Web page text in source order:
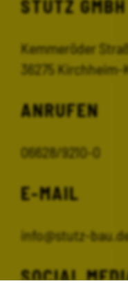
STUTZ GMBH
Kemmeröder
36275
ANRUFEN
06628/9210-0
E-MAIL
info@stutz-
SOCIAL